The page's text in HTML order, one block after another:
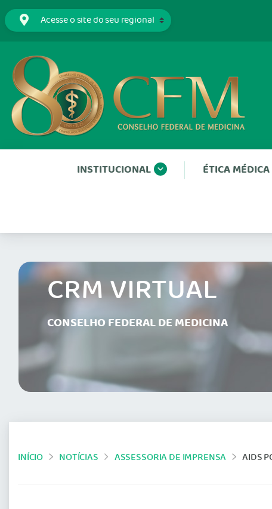
INSTITUCIONAL ÉTICA MÉDICA
CRM VIRTUAL
CONSELHO FEDERAL DE MEDICINA
INÍCIO NOTÍCIAS ASSESSORIA DE IMPRENSA AIDS